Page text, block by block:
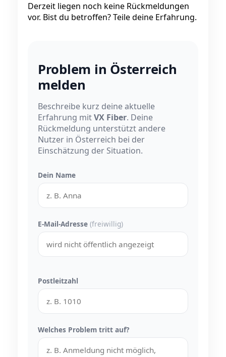
Derzeit liegen noch keine Rückmeldungen
vor. Bist du betroffen? Teile deine Erfahrung.
Problem in Österreich
melden
Beschreibe kurz deine aktuelle
Erfahrung mitVX Fiber. Deine
Rückmeldung unterstützt andere
Nutzer in Österreich bei der
Einschätzung der Situation.
Dein Name
E-Mail-Adresse (freiwillig)
Postleitzahl
Welches Problem tritt auf?